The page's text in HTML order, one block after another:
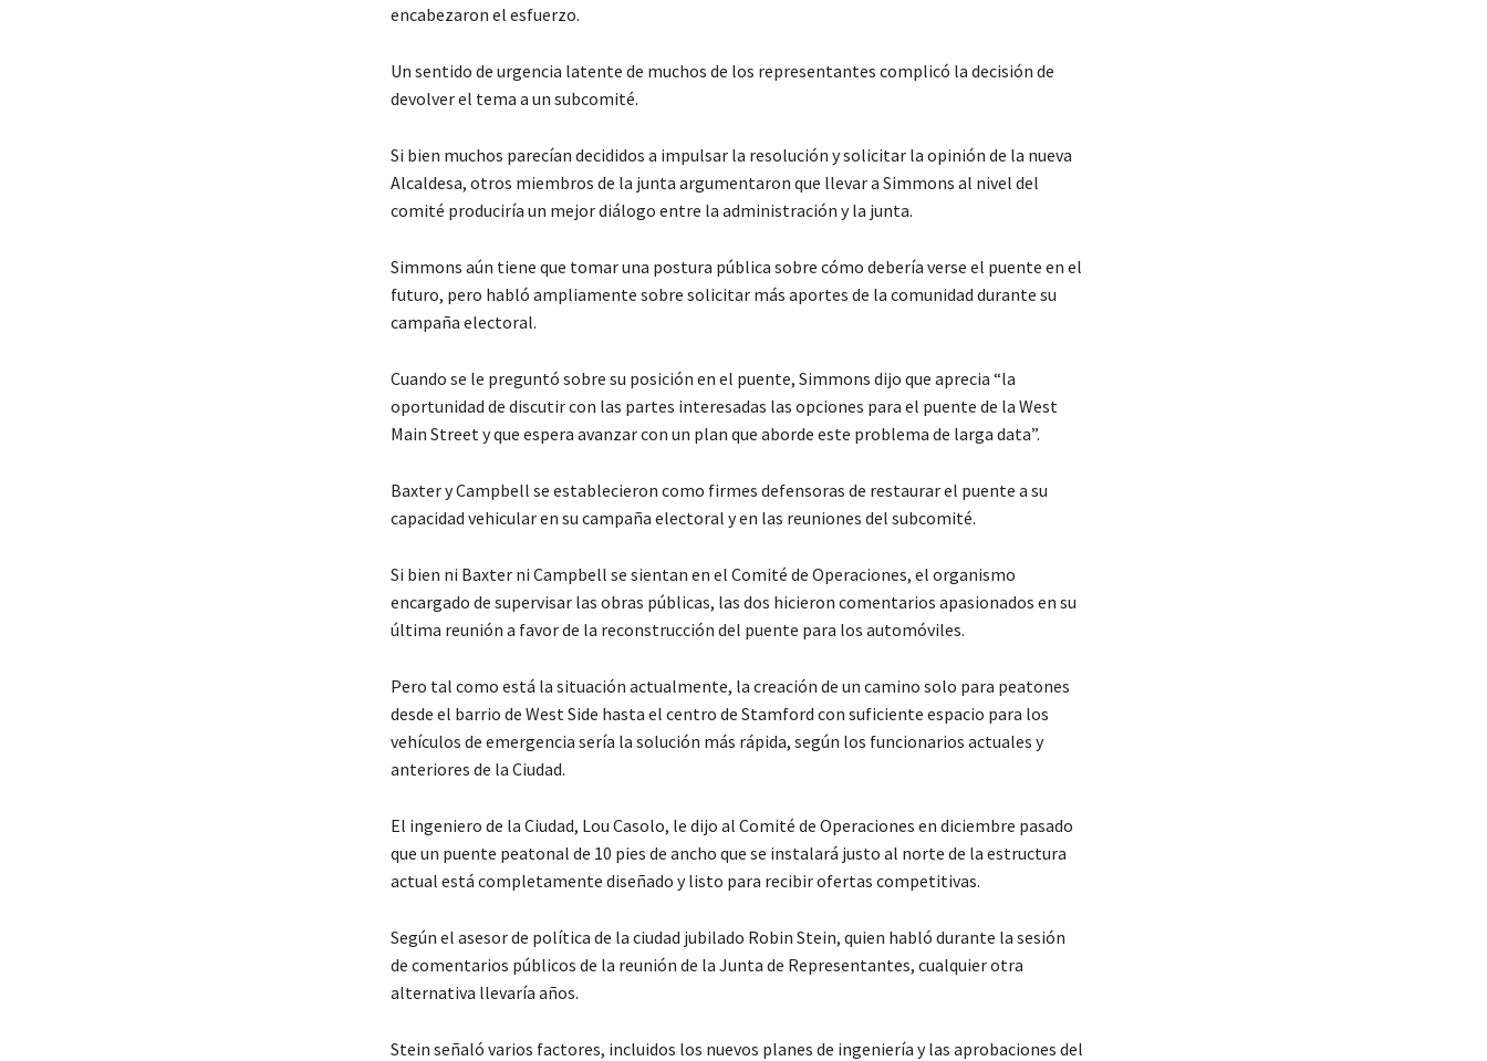
encabezaron el esfuerzo.
Un sentido de urgencia latente de muchos de los representantes complicó la decisión de
devolver el tema a un subcomité.
Si bien muchos parecían decididos a impulsar la resolución y solicitar la opinión de la nueva
Alcaldesa, otros miembros de la junta argumentaron que llevar a Simmons al nivel del
comité produciría un mejor diálogo entre la administración y la junta.
Simmons aún tiene que tomar una postura pública sobre cómo debería verse el puente en el
futuro, pero habló ampliamente sobre solicitar más aportes de la comunidad durante su
campaña electoral.
Cuando se le preguntó sobre su posición en el puente, Simmons dijo que aprecia “la
oportunidad de discutir con las partes interesadas las opciones para el puente de la West
Main Street y que espera avanzar con un plan que aborde este problema de larga data”.
Baxter y Campbell se establecieron como firmes defensoras de restaurar el puente a su
capacidad vehicular en su campaña electoral y en las reuniones del subcomité.
Si bien ni Baxter ni Campbell se sientan en el Comité de Operaciones, el organismo
encargado de supervisar las obras públicas, las dos hicieron comentarios apasionados en su
última reunión a favor de la reconstrucción del puente para los automóviles.
Pero tal como está la situación actualmente, la creación de un camino solo para peatones
desde el barrio de West Side hasta el centro de Stamford con suficiente espacio para los
vehículos de emergencia sería la solución más rápida, según los funcionarios actuales y
anteriores de la Ciudad.
El ingeniero de la Ciudad, Lou Casolo, le dijo al Comité de Operaciones en diciembre pasado
que un puente peatonal de 10 pies de ancho que se instalará justo al norte de la estructura
actual está completamente diseñado y listo para recibir ofertas competitivas.
Según el asesor de política de la ciudad jubilado Robin Stein, quien habló durante la sesión
de comentarios públicos de la reunión de la Junta de Representantes, cualquier otra
alternativa llevaría años.
Stein señaló varios factores, incluidos los nuevos planes de ingeniería y las aprobaciones del